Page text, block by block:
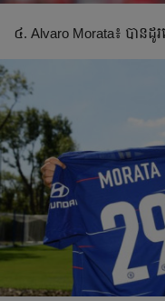
៤. Alvaro Morata៖ បាន​